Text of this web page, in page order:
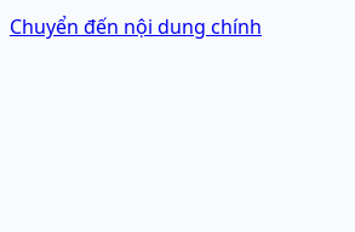
Chuyển đến nội dung chính